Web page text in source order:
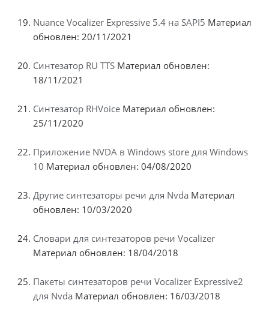
Nuance Vocalizer Expressive 5.4 на SAPI5 Материал
обновлен: 20/11/2021
Синтезатор RU TTS Материал обновлен:
18/11/2021
Синтезатор RHVoice Материал обновлен:
25/11/2020
Приложение NVDA в Windows store для Windows
10 Материал обновлен: 04/08/2020
Другие синтезаторы речи для Nvda Материал
обновлен: 10/03/2020
Словари для синтезаторов речи Vocalizer
Материал обновлен: 18/04/2018
Пакеты синтезаторов речи Vocalizer Expressive2
для Nvda Материал обновлен: 16/03/2018